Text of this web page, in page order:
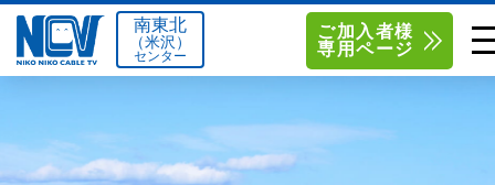
南東北センター（福島）
単品料金
南東北
（米沢）
センター
ご加入者様
専用ページ